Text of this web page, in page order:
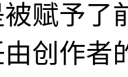
赋予了
创作者